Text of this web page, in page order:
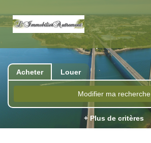
Acheter Louer
Modifier ma recherche
+ Plus de critères